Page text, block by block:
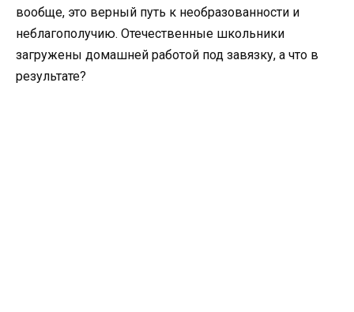
вообще, это верный путь к необразованности и
неблагополучию. Отечественные школьники
загружены домашней работой под завязку, а что в
результате?